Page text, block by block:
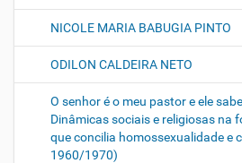
NICOLE MARIA BABUGIA PINTO
ODILON CALDEIRA NETO
O senhor é o meu pastor e ele
Dinâmicas sociais e religiosas na
que concilia homossexualidade e
1960/1970)